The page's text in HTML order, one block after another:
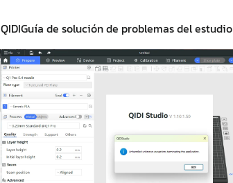
QIDIGuía de solución de problemas del estudio